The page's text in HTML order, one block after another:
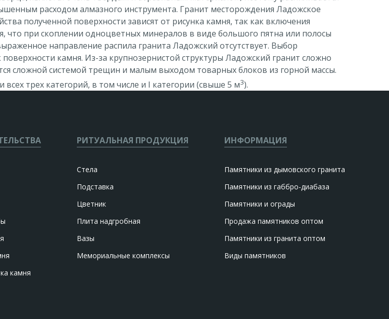
расходом алмазного инструмента. Гранит месторождения Ладожское
полученной поверхности зависят от рисунка камня, так как включения
при скоплении одноцветных минералов в виде большого пятна или полосы
направление распила гранита Ладожский отсутствует. Выбор
камня. Из-за крупнозернистой структуры Ладожский гранит сложно
сложной системой трещин и малым выходом товарных блоков из горной массы.
трех категорий, в том числе и I категории (свыше 5 м3).
камня
РИТУАЛЬНАЯ ПРОДУКЦИЯ
Стела
Подставка
Цветник
Плита надгробная
Вазы
Мемориальные комплексы
ИНФОРМАЦИЯ
Памятники из дымовского гранита
Памятники из габбро-диабаза
Памятники и ограды
Продажа памятников оптом
Памятники из гранита оптом
Виды памятников